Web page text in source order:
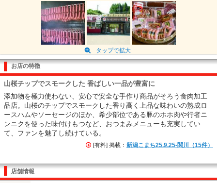
タップで拡大
お店の特徴
山桜チップでスモークした 香ばしい一品が豊富に
添加物を極力使わない、安心で安全な手作り商品がそろう食肉加工
品店。山桜のチップでスモークした香り高く上品な味わいの熟成ロ
ースハムやソーセージのほか、希少部位である豚のホホ肉や行者ニ
ンニクを使った味付けもつなど、おつまみメニューも充実してい
て、ファンを魅了し続けている。
[有料] 掲載： 新潟こまち25.9.25-関川（15件）
店舗情報